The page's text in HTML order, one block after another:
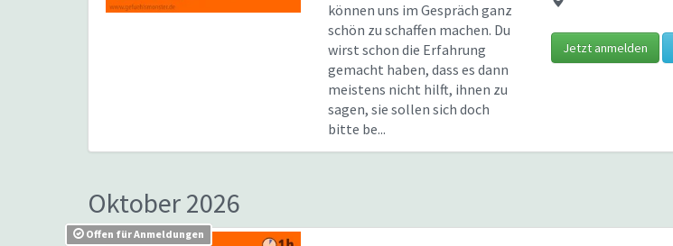
können uns im Gespräch ganz
schön zu schaffen machen. Du
wirst schon die Erfahrung
gemacht haben, dass es dann
meistens nicht hilft, ihnen zu
sagen, sie sollen sich doch
bitte be...
Jetzt anmelden
Oktober 2026
Offen für Anmeldungen